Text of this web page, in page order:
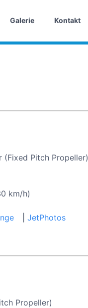
Galerie Kontakt
(Fixed Pitch Propeller)
km/h)
JetPhotos
Propeller)